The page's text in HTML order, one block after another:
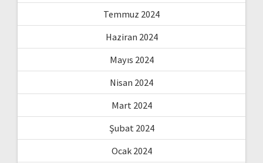
Temmuz 2024
Haziran 2024
Mayıs 2024
Nisan 2024
Mart 2024
Şubat 2024
Ocak 2024